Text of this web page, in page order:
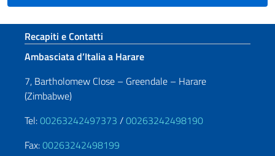
Sezione footer
Recapiti e Contatti
Ambasciata d’Italia a Harare
7, Bartholomew Close – Greendale – Harare
(Zimbabwe)
Tel:00263242497373 /00263242498190
Fax:00263242498199